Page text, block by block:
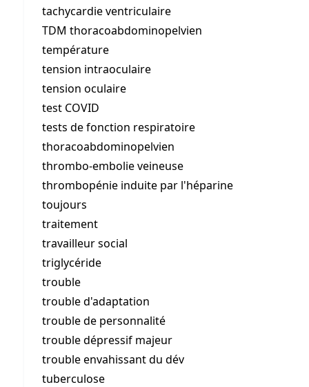
tachycardie ventriculaire
TDM thoracoabdominopelvien
température
tension intraoculaire
tension oculaire
test COVID
tests de fonction respiratoire
thoracoabdominopelvien
thrombo-embolie veineuse
thrombopénie induite par l'héparine
toujours
traitement
travailleur social
triglycéride
trouble
trouble d'adaptation
trouble de personnalité
trouble dépressif majeur
trouble envahissant du dév
tuberculose